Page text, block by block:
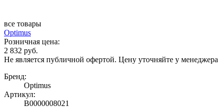
все товары
Optimus
Розничная цена:
2 832 руб.
Не является публичной офертой. Цену уточняйте у менеджера
Бренд:
Optimus
Артикул:
В0000008021